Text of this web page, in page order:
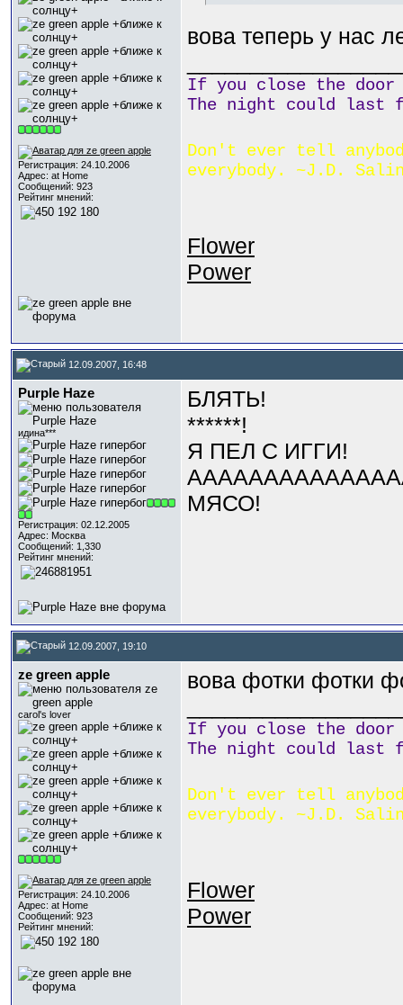
Регистрация: 24.10.2006
Адрес: at Home
Сообщений: 923
Рейтинг мнений:
вова теперь у нас
If you close the door
The night could last
Don't ever tell
everybody. ~J.D.
Flower
Power
12.09.2007, 16:48
Purple Haze
идина***
Регистрация: 02.12.2005
Адрес: Москва
Сообщений: 1,330
Рейтинг мнений:
БЛЯТЬ!
******!
Я ПЕЛ С ИГГИ!
МЯСО!
12.09.2007, 19:10
ze green apple
carol's lover
Регистрация: 24.10.2006
Адрес: at Home
Сообщений: 923
Рейтинг мнений:
вова фотки фотки
If you close the door
The night could last
Don't ever tell
everybody. ~J.D.
Flower
Power